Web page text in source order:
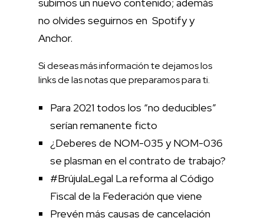
no olvides seguirnos en Spotifyy
Anchor.
Si deseas más información te dejamos los
links de las notas que preparamos para ti.
Para 2021 todos los “no deducibles”
serían remanente ficto
¿Deberes de NOM-035 y NOM-036
se plasman en el contrato de trabajo?
#BrújulaLegal La reforma al Código
Fiscal de la Federación que viene
Prevén más causas de cancelación